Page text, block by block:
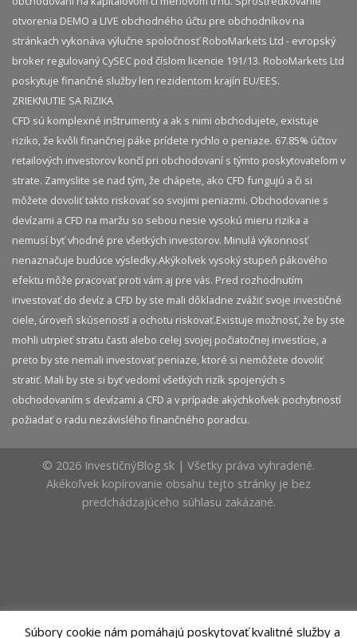
otvorenia DEMO a LIVE obchodného účtu pre obchodníkov na
stránkach vykonáva výlučne spoločnosť RoboMarkets Ltd - evropský
broker regulovaný CySEC pod číslom licencie 191/13. RoboMarkets Ltd
poskytuje finančné služby len rezidentom krajín EU/EES.
ZRIEKNUTIE SA RIZIKA
CFD sú komplexné inštrumenty a ak s nimi obchodujete, existuje
riziko, že kvôli finančnej páke prídete rychlo o peniaze. 67.85% účtov
retailových investorov končí pri obchodovaní s týmto poskytovateľom v
strate. Zamyslite se nad tým, že chápete, ako CFD fungujú a či si
môžete dovoliť takto riskovať so svojimi peniazmi. Obchodovanie s
devízami a CFD na maržu so sebou nesie vysokú mieru rizika a
nemusí byť vhodné pre všetkých investorov. Minulá výkonnosť
nenaznačuje budúce výsledky.​ Akýkoľvek vysoký stupeň pákového
efektu môže pracovať proti vám aj pre vás. Pred rozhodnutím
investovať do devíz a CFD by ste mali dôkladne zvážiť svoje investičné
ciele, úroveň skúseností a ochotu riskovať.​ Existuje možnosť, že by ste
mohli utrpieť stratu časti alebo celej svojej počiatočnej investície, a
preto by ste nemali investovať peniaze, ktoré si nemôžete dovoliť
stratiť. Mali by ste si byť vedomí všetkých rizík spojených s
obchodovaním s devízami a CFD a v prípade akýchkoľvek pochybností
požiadať o radu nezávislého finančného poradcu.
© 2026 InvestičnýBlog.sk | Všetky práva vyhradené.
Akékoľvek kopírovanie obsahu tejto stránky je bez
predchádzajúceho súhlasu zakázané.
Súbory cookie nám pomáhajú poskytovať kvalitné služby a